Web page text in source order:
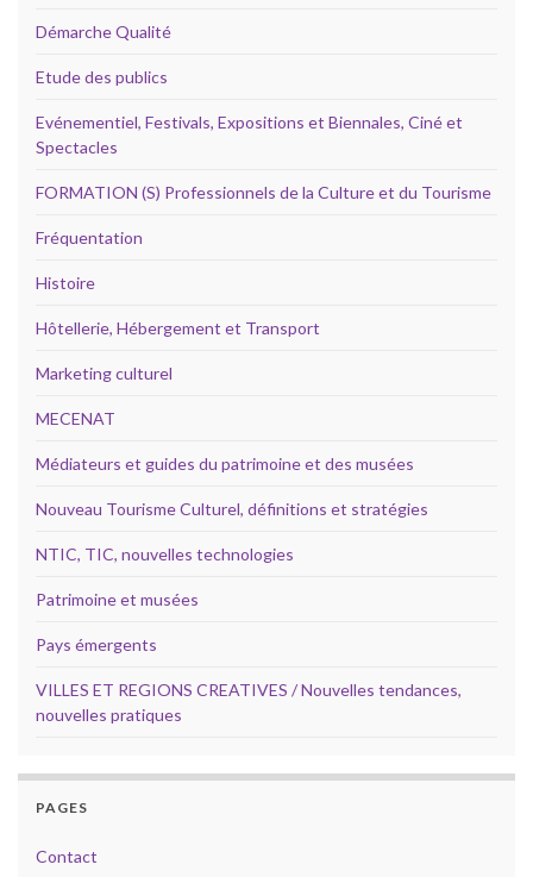
Démarche Qualité
Etude des publics
Evénementiel, Festivals, Expositions et Biennales, Ciné et
Spectacles
FORMATION (S) Professionnels de la Culture et du Tourisme
Fréquentation
Histoire
Hôtellerie, Hébergement et Transport
Marketing culturel
MECENAT
Médiateurs et guides du patrimoine et des musées
Nouveau Tourisme Culturel, définitions et stratégies
NTIC, TIC, nouvelles technologies
Patrimoine et musées
Pays émergents
VILLES ET REGIONS CREATIVES / Nouvelles tendances,
nouvelles pratiques
PAGES
Contact